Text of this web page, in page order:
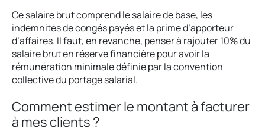
Ce salaire brut comprend le salaire de base, les
indemnités de congés payés et la prime d’apporteur
d’affaires. Il faut, en revanche, penser à rajouter 10% du
salaire brut en réserve financière pour avoir la
rémunération minimale définie par la convention
collective du portage salarial.
Comment estimer le montant à facturer
à mes clients ?